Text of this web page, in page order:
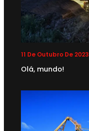
11 De Outubro De 2023
Olá, mundo!